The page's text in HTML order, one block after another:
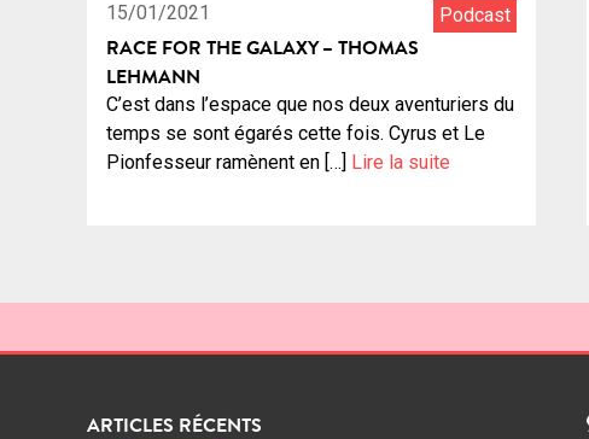
15/01/2021 Podcast
RACE FOR THE GALAXY – THOMAS
LEHMANN
C’est dans l’espace que nos deux aventuriers du
temps se sont égarés cette fois. Cyrus et Le
Pionfesseur ramènent en […]
Lire la suite
ARTICLES RÉCENTS